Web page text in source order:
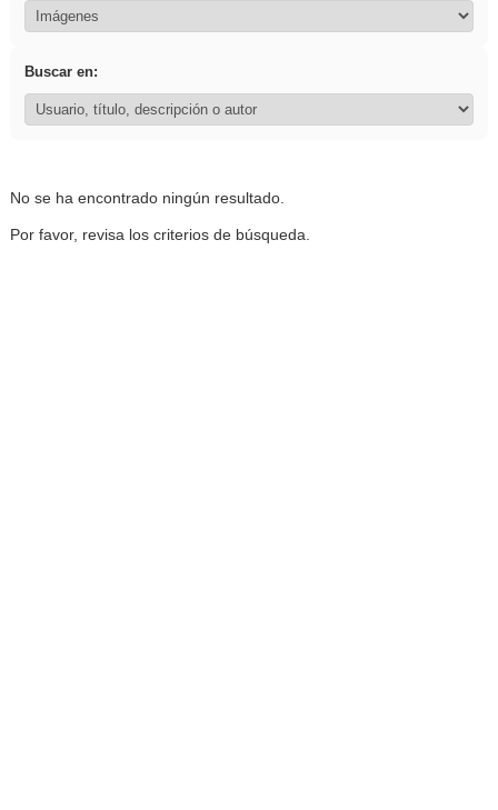
Buscar en:
No se ha encontrado ningún resultado.
Por favor, revisa los criterios de búsqueda.